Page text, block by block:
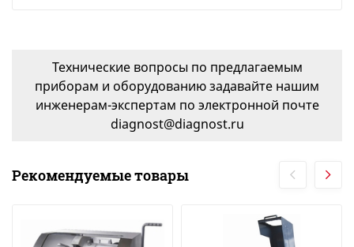
Технические вопросы по предлагаемым
приборам и оборудованию задавайте нашим
инженерам-экспертам по электронной почте
diagnost@diagnost.ru
Рекомендуемые товары